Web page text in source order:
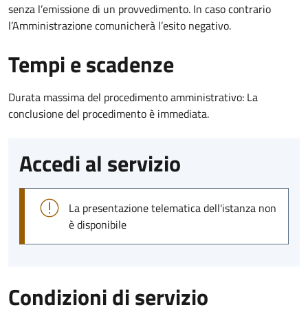
senza l’emissione di un provvedimento. In caso contrario
l’Amministrazione comunicherà l’esito negativo.
Tempi e scadenze
Durata massima del procedimento amministrativo: La
conclusione del procedimento è immediata.
Accedi al servizio
La presentazione telematica dell'istanza non
è disponibile
Condizioni di servizio